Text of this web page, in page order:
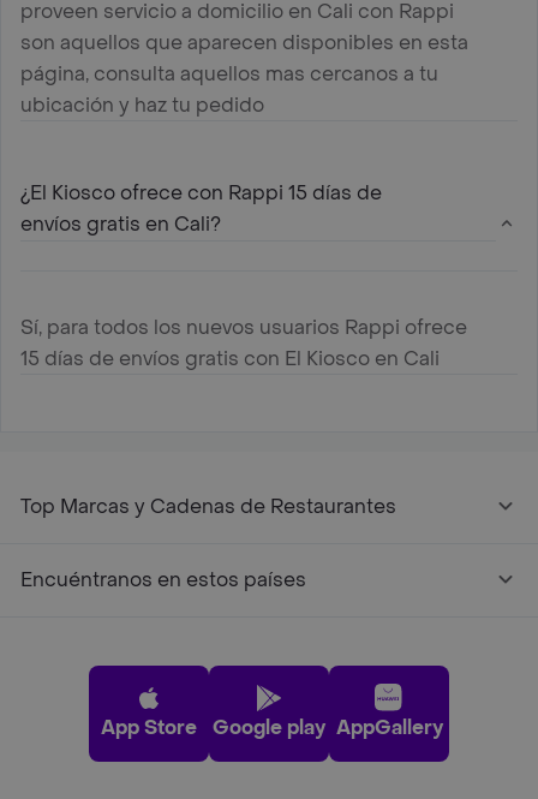
proveen servicio a domicilio en Cali con Rappi
son aquellos que aparecen disponibles en esta
página, consulta aquellos mas cercanos a tu
ubicación y haz tu pedido
¿El Kiosco ofrece con Rappi 15 días de
envíos gratis en Cali?
Sí, para todos los nuevos usuarios Rappi ofrece
15 días de envíos gratis con El Kiosco en Cali
Top Marcas y Cadenas de Restaurantes
Encuéntranos en estos países
App Store Google play AppGallery